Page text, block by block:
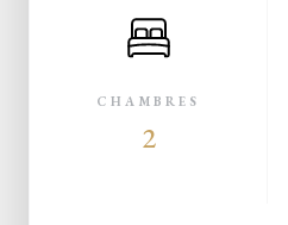
CHAMBRES
2